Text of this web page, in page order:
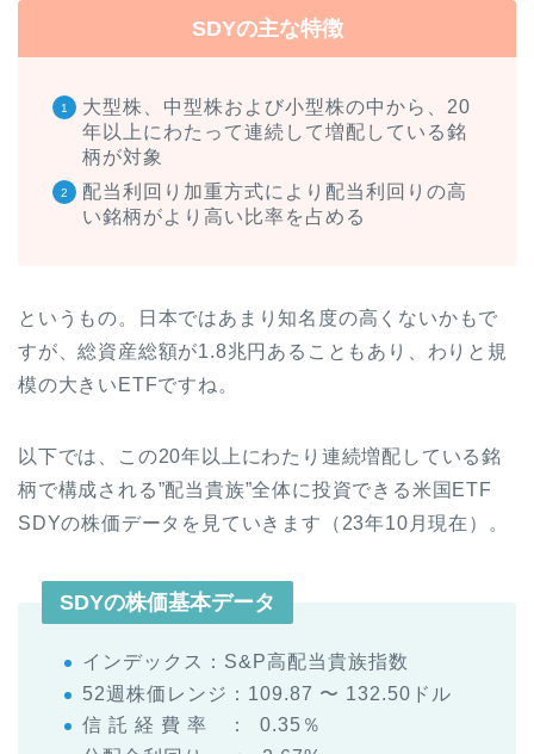
SDYの主な特徴
大型株、中型株および小型株の中から、20
年以上にわたって連続して増配している銘
柄が対象
配当利回り加重方式により配当利回りの高
い銘柄がより高い比率を占める
というもの。日本ではあまり知名度の高くないかもで
すが、総資産総額が1.8兆円あることもあり、わりと規
模の大きいETFですね。
以下では、この20年以上にわたり連続増配している銘
柄で構成される”配当貴族”全体に投資できる米国ETF
SDYの株価データを見ていきます（23年10月現在）。
SDYの株価基本データ
インデックス：S&P高配当貴族指数
52週株価レンジ：109.87 〜 132.50ドル
信 託 経 費 率 ： 0.35％